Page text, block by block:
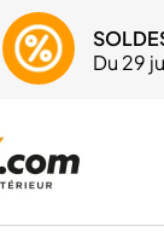
Du lundi au
9h-12h |
Du 29